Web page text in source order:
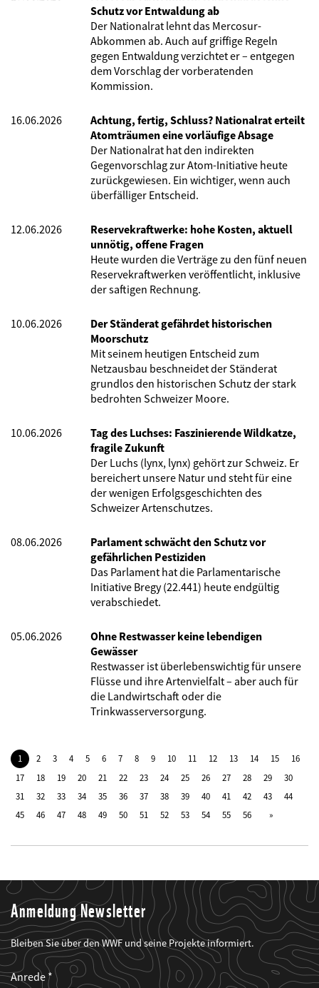
Schutz vor Entwaldung ab
Der Nationalrat lehnt das Mercosur-
Abkommen ab. Auch auf griffige Regeln
gegen Entwaldung verzichtet er – entgegen
dem Vorschlag der vorberatenden
Kommission.
16.06.2026
Achtung, fertig, Schluss? Nationalrat erteilt
Atomträumen eine vorläufige Absage
Der Nationalrat hat den indirekten
Gegenvorschlag zur Atom-Initiative heute
zurückgewiesen. Ein wichtiger, wenn auch
überfälliger Entscheid.
12.06.2026
Reservekraftwerke: hohe Kosten, aktuell
unnötig, offene Fragen
Heute wurden die Verträge zu den fünf neuen
Reservekraftwerken veröffentlicht, inklusive
der saftigen Rechnung.
10.06.2026
Der Ständerat gefährdet historischen
Moorschutz
Mit seinem heutigen Entscheid zum
Netzausbau beschneidet der Ständerat
grundlos den historischen Schutz der stark
bedrohten Schweizer Moore.
10.06.2026
Tag des Luchses: Faszinierende Wildkatze,
fragile Zukunft
Der Luchs (lynx, lynx) gehört zur Schweiz. Er
bereichert unsere Natur und steht für eine
der wenigen Erfolgsgeschichten des
Schweizer Artenschutzes.
08.06.2026
Parlament schwächt den Schutz vor
gefährlichen Pestiziden
Das Parlament hat die Parlamentarische
Initiative Bregy (22.441) heute endgültig
verabschiedet.
05.06.2026
Ohne Restwasser keine lebendigen
Gewässer
Restwasser ist überlebenswichtig für unsere
Flüsse und ihre Artenvielfalt – aber auch für
die Landwirtschaft oder die
Trinkwasserversorgung.
1 2 3 4 5 6 7 8 9 10 11 12 13 14 15
16
17
18 19 20 21 22 23 24 25 26 27 28 29
30
31
32 33 34 35 36 37 38 39 40 41 42 43
44
45
46 47 48 49 50 51 52 53 54 55 56
Anmeldung Newsletter
Bleiben Sie über den WWF und seine Projekte informiert.
Web2Case
Infofelder
Fieldset
anrede_name
Anrede